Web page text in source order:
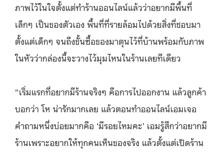
ภาพไว้ในใจตั้งแต่ทำร้านออนไลน์แล้วว่าอยากมีพื้นที่
เล็กๆ เป็นของตัวเอง พื้นที่ที่รายล้อมไปด้วยสิ่งที่ชอบมา
ตั้งแต่เด็กๆ จนถึงขั้นซื้อของมาตุนไว้ที่บ้านพร้อมกับภาพ
ในหัวว่ากล่องนี้จะวางไว้มุมไหนในร้านเลยทีเดียว
“เริ่มแรกที่อยากมีร้านจริงๆ คือการไปออกงาน แล้วลูกค้า
บอกว่า โห น่ารักมากเลย แล้วตอนทำออนไลน์เอมเจอ
คำถามหนึ่งบ่อยมากคือ ‘มีรอยไหมคะ’ เอมรู้สึกว่าอยากมี
ร้านเพราะอยากให้ทุกคนเห็นของจริง แล้วตั้งแต่เปิดร้าน